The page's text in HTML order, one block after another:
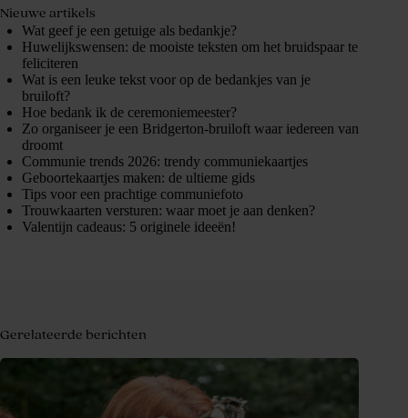
Nieuwe artikels
Wat geef je een getuige als bedankje?
Huwelijkswensen: de mooiste teksten om het bruidspaar te
feliciteren
Wat is een leuke tekst voor op de bedankjes van je
bruiloft?
Hoe bedank ik de ceremoniemeester?
Zo organiseer je een Bridgerton-bruiloft waar iedereen van
droomt
Communie trends 2026: trendy communiekaartjes
Geboortekaartjes maken: de ultieme gids
Tips voor een prachtige communiefoto
Trouwkaarten versturen: waar moet je aan denken?
Valentijn cadeaus: 5 originele ideeën!
Gerelateerde berichten